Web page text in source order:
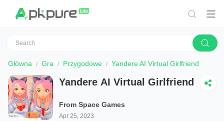
Główna Gra Przygodowe Yandere AI Virtual Girlfriend
Yandere AI Virtual Girlfriend
From Space Games
Apr 25, 2023